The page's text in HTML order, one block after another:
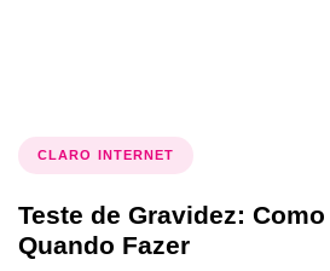
CLARO INTERNET
Teste de Gravidez:
Quando Fazer